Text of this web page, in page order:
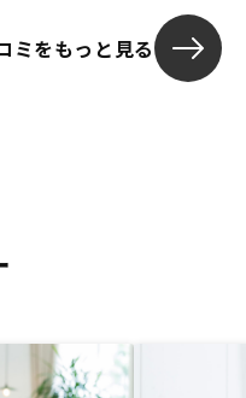
ので納税証明
局必要ないこ
件目なので、
ミをもっと見る